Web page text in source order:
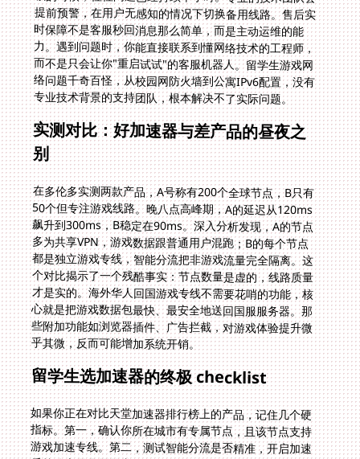
专业技术背景的支持团队，根本解决不了实际问题。
实测对比：好加速器与差产品的昼夜之
别
在多伦多实测两款产品，A号称有200个全球节点，B只有
50个但专注游戏线路。晚八点高峰期，A的延迟从120ms
飙升到300ms，B稳定在90ms。深入分析发现，A的节点
多为共享VPN，游戏数据跟普通用户混跑；B的每个节点
都是独立游戏专线，智能分流把非游戏流量完全隔离。这
个对比揭示了一个残酷事实：节点数量是虚的，线路质量
才是实的。海外华人回国游戏专线不需要花哨的功能，核
心就是把游戏数据包最快、最安全地送回国服服务器。那
些附加功能如浏览器插件、广告拦截，对游戏体验提升微
乎其微，反而可能增加系统开销。
留学生选加速器的终极 checklist
如果你正在对比天堂加速器排行榜上的产品，记住几个硬
指标。第一，确认你所在城市有专属节点，且该节点支持
游戏加速专线。第二，测试智能分流是否精准，开启加速
后其他应用是否正常。第三，查看是否支持一人多端设备
同时用，手机电脑同时在线是刚需。第四，了解技术团队
响应速度，找客服提一个技术性问题，看回复的专业度。
第五，别迷信免费试用，真正优质的产品敢提供付费后不
满意退款。美国怎么玩世界Online？出国了能玩弈剑行
吗？这些问题的答案，最终都指向同一个标准：专线质